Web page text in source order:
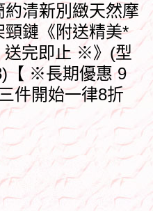
約清新別緻天然摩
鏈《附送精美*
完即止 ※》(型
【 ※長期優惠 9
件開始一律8折